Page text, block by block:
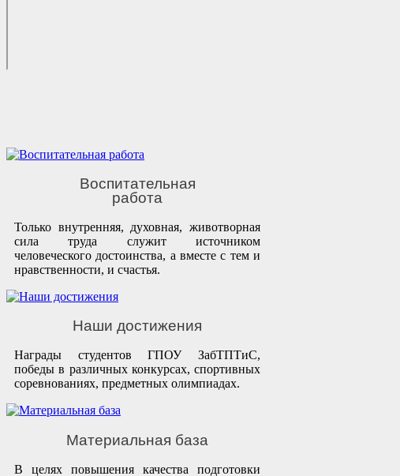
Воспитательная
работа
Только внутренняя, духовная, животворная
сила труда служит источником
человеческого достоинства, а вместе с тем и
нравственности, и счастья.
Наши достижения
Награды студентов ГПОУ ЗабТПТиС,
победы в различных конкурсах, спортивных
соревнованиях, предметных олимпиадах.
Материальная база
В целях повышения качества подготовки